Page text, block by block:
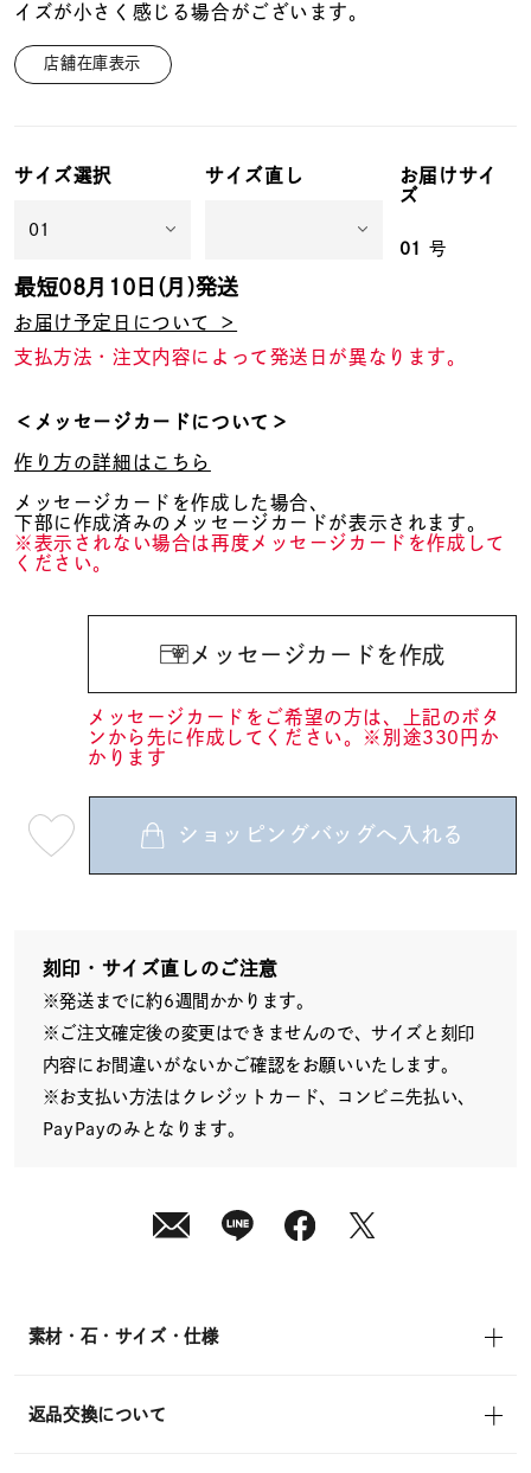
リングサイズ
リングサイズ
在庫 在庫ありのみ すべて表示
イズが小さく感じる場合がございます。
店舗在庫表示
サイズ選択 サイズ直し
お届けサイ
ズ
01 号
最短08月10日(月)発送
お届け予定日について ＞
支払方法・注文内容によって発送日が異なります。
＜メッセージカードについて＞
作り方の詳細はこちら
メッセージカードを作成した場合、
下部に作成済みのメッセージカードが表示されます。
※表示されない場合は再度メッセージカードを作成して
ください。
メッセージカードを作成
メッセージカードをご希望の方は、上記のボタ
ンから先に作成してください。※別途330円か
かります
08
送
¥12,100 (tax
in)
ショッピングバッグへ入れる
刻印・サイズ直しのご注意
※発送までに約6週間かかります。
※ご注文確定後の変更はできませんので、サイズと刻印
内容にお間違いがないかご確認をお願いいたします。
※お支払い方法はクレジットカード、コンビニ先払い、
PayPayのみとなります。
素材・石・サイズ・仕様
返品交換について